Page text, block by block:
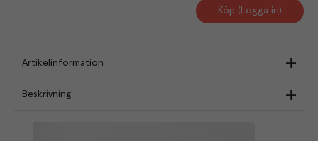
Köp (Logga in)
Artikelinformation
Beskrivning